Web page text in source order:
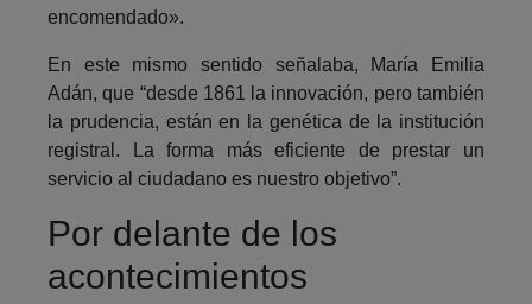
encomendado».
En este mismo sentido señalaba, María Emilia
Adán, que “desde 1861 la innovación, pero también
la prudencia, están en la genética de la institución
registral. La forma más eficiente de prestar un
servicio al ciudadano es nuestro objetivo”.
Por delante de los
acontecimientos